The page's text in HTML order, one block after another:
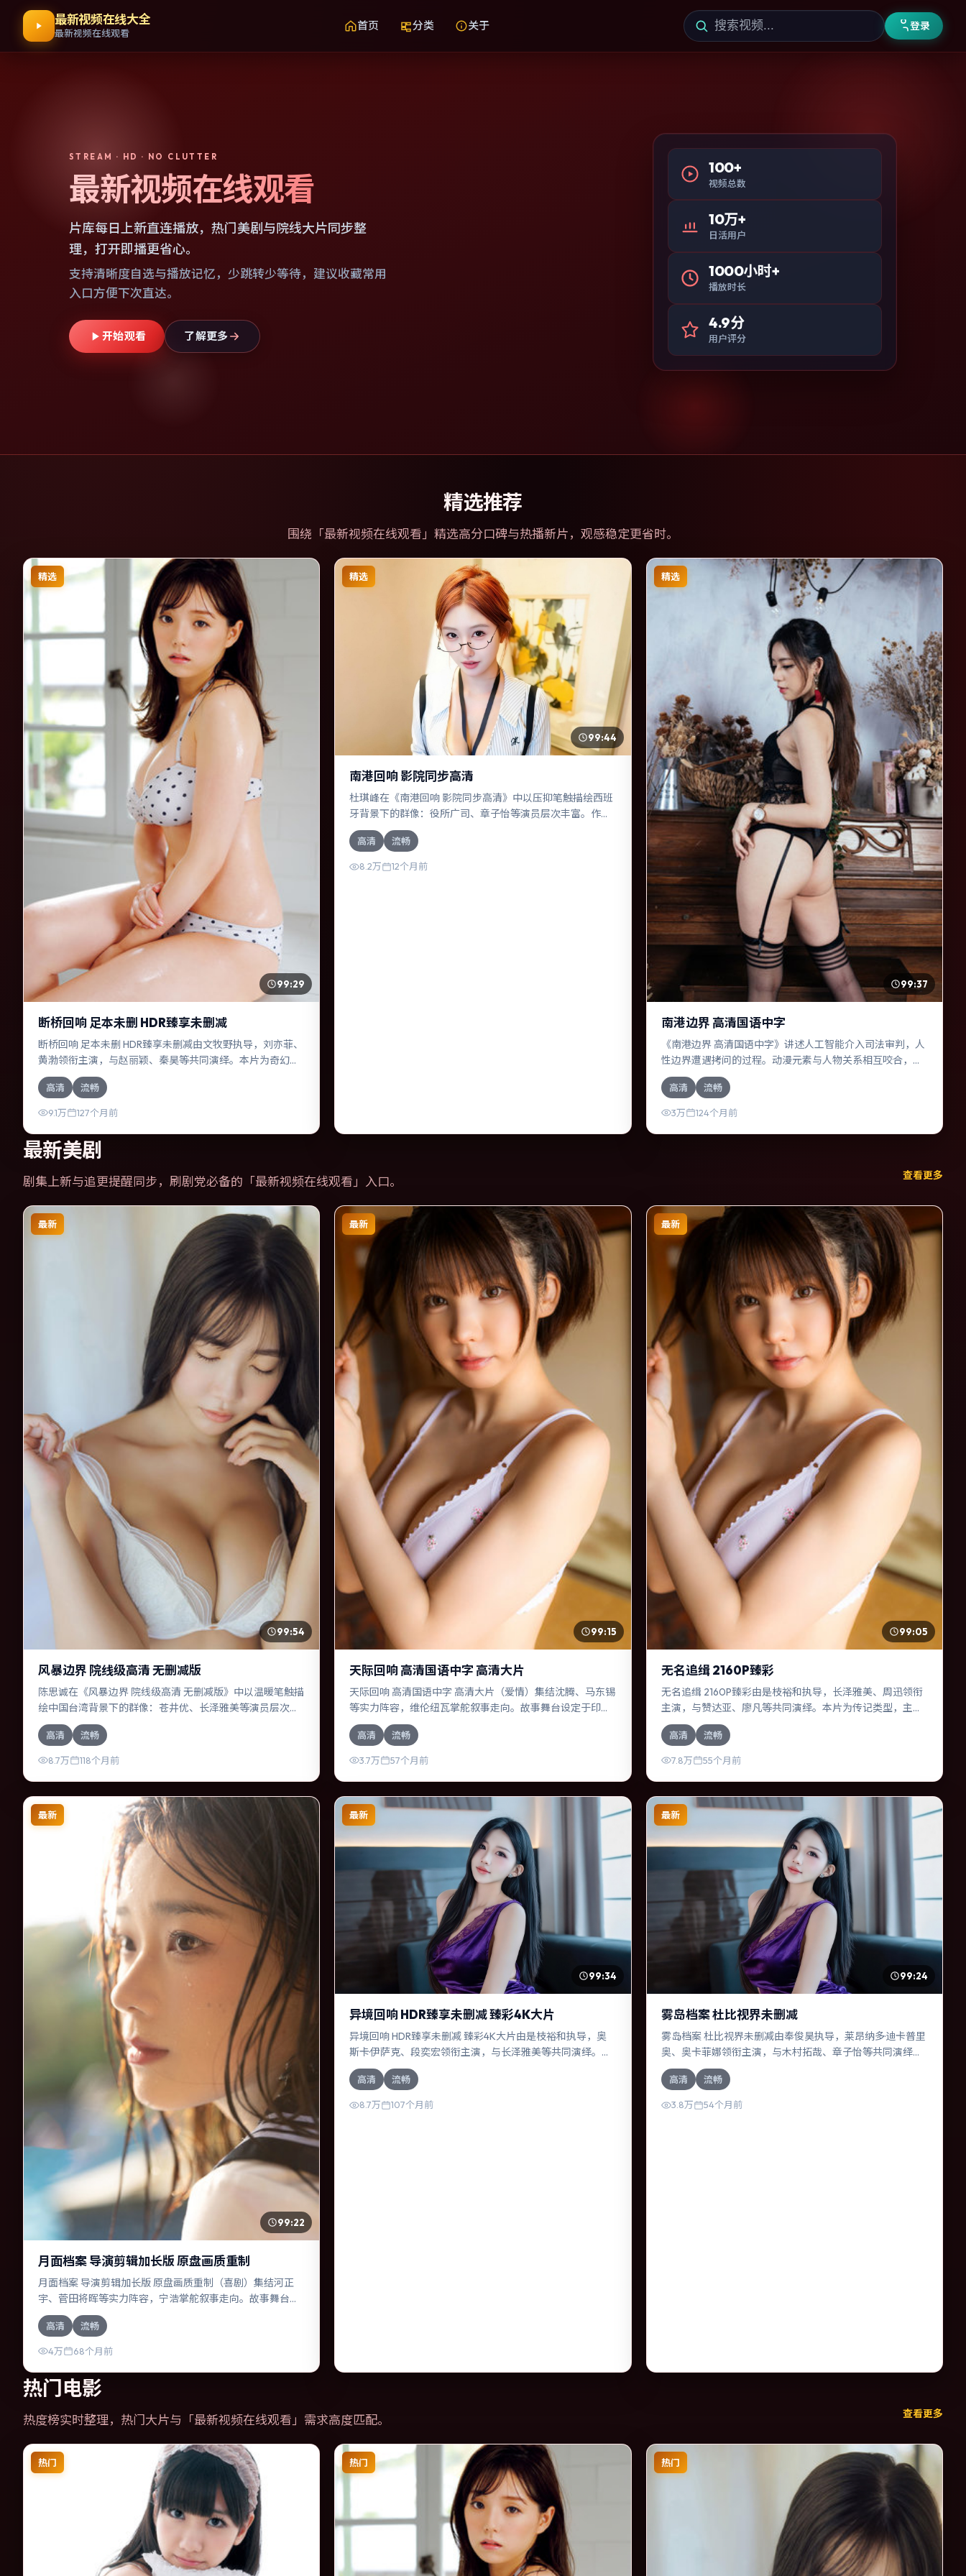
最新视频在线大全
最新视频在线观看
首页 分类 关于 登录
STREAM · HD · NO CLUTTER
最新视频在线观看
片库每日上新直连播放，热门美剧与院线大片同步整
理，打开即播更省心。
支持清晰度自选与播放记忆，少跳转少等待，建议收藏常用
入口方便下次直达。
开始观看 了解更多
100+
视频总数
10万+
日活用户
1000小时+
播放时长
4.9分
用户评分
精选推荐
围绕「最新视频在线观看 」精选高分口碑与热播新片，观感稳定更省时。
精选
99:29
断桥回响 足本未删 HDR臻享未删减
断桥回响 足本未删 HDR臻享未删减由文牧野执导，刘亦菲、
黄渤领衔主演，与赵丽颖、秦昊等共同演绎。本片为奇幻类
型，主要班底与取景来自印度。一桩旧案被重新翻出，真相
与谎言交织。影片整体气质明快，节奏紧凑，人物动机清
晰，适合喜欢强情节与细腻表演的观众。
高清 流畅
9.1万 127个月前
精选
99:44
南港回响 影院同步高清
杜琪峰在《南港回响 影院同步高清》中以压抑笔触描绘西班
牙背景下的群像：役所广司、章子怡等演员层次丰富。作为
一部惊悚作品，故事从日常裂缝切入，逐步推向不可逆转的
结局；视听语言统一，情感落点克制有力。
高清 流畅
8.2万 12个月前
精选
99:37
南港边界 高清国语中字
《南港边界 高清国语中字》讲述人工智能介入司法审判，人
性边界遭遇拷问的过程。动漫元素与人物关系相互咬合，刘
亚仁、杨幂的对手戏尤为出彩。导演杜琪峰善于在长镜头中
积蓄张力，本片亦在泰国实地取景，增强真实质感。
高清 流畅
3万 124个月前
最新美剧
剧集上新与追更提醒同步，刷剧党必备的「最新视频在线观看 」入口。 查看更多
最新
99:54
风暴边界 院线级高清 无删减版
陈思诚在《风暴边界 院线级高清 无删减版》中以温暖笔触描
绘中国台湾背景下的群像：苍井优、长泽雅美等演员层次丰
富。作为一部悬疑作品，故事从日常裂缝切入，逐步推向不
可逆转的结局；视听语言统一，情感落点克制有力。
高清 流畅
8.7万 118个月前
最新
99:15
天际回响 高清国语中字 高清大片
天际回响 高清国语中字 高清大片（爱情）集结沈腾、马东锡
等实力阵容，维伦纽瓦掌舵叙事走向。故事舞台设定于印
度，围绕一次意外选择展开连锁反应；配乐与色彩高度服务
于主题，结尾留白耐人寻味。
高清 流畅
3.7万 57个月前
最新
99:05
无名追缉 2160P臻彩
无名追缉 2160P臻彩由是枝裕和执导，长泽雅美、周迅领衔
主演，与赞达亚、廖凡等共同演绎。本片为传记类型，主要
班底与取景来自中国台湾。一次跨国行动在暴雨夜失控，信
任瞬间崩塌。影片整体气质明快，节奏紧凑，人物动机清
晰，适合喜欢强情节与细腻表演的观众。
高清 流畅
7.8万 55个月前
最新
99:22
月面档案 导演剪辑加长版 原盘画质重制
月面档案 导演剪辑加长版 原盘画质重制（喜剧）集结河正
宇、菅田将晖等实力阵容，宁浩掌舵叙事走向。故事舞台设
定于澳大利亚，围绕一次意外选择展开连锁反应；配乐与色
彩高度服务于主题，结尾留白耐人寻味。
高清 流畅
4万 68个月前
最新
99:34
异境回响 HDR臻享未删减 臻彩4K大片
异境回响 HDR臻享未删减 臻彩4K大片由是枝裕和执导，奥
斯卡·伊萨克、段奕宏领衔主演，与长泽雅美等共同演绎。本
片为动作类型，主要班底与取景来自英国。一桩旧案被重新
翻出，真相与谎言交织。影片整体气质冷峻，节奏紧凑，人
物动机清晰，适合喜欢强情节与细腻表演的观众。
高清 流畅
8.7万 107个月前
最新
99:24
雾岛档案 杜比视界未删减
雾岛档案 杜比视界未删减由奉俊昊执导，莱昂纳多·迪卡普里
奥、奥卡菲娜领衔主演，与木村拓哉、章子怡等共同演绎。
本片为动作类型，主要班底与取景来自韩国。失散多年的兄
妹在边境小镇意外重逢。影片整体气质浓烈，节奏紧凑，人
物动机清晰，适合喜欢强情节与细腻表演的观众。
高清 流畅
3.8万 54个月前
热门电影
热度榜实时整理，热门大片与「最新视频在线观看 」需求高度匹配。 查看更多
热门 热门 热门